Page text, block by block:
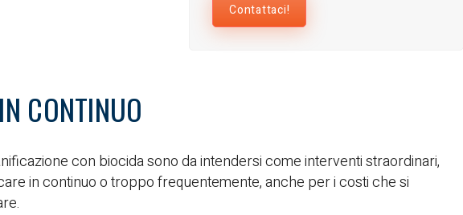
Contattaci!
CONTINUO
con biocida sono da intendersi come interventi straordinari,
in continuo o troppo frequentemente, anche per i costi che si